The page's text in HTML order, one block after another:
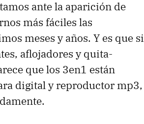
ante la aparición de
más fáciles las
meses y años. Y es que si
aflojadores y quita-
que los 3en1 están
digital y reproductor mp3,